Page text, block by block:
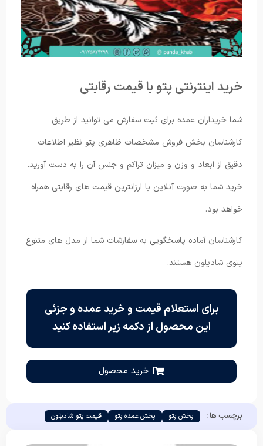
خرید اینترنتی پتو با قیمت رقابتی
شما خریداران عمده برای ثبت سفارش می توانید از طریق
کارشناسان بخش فروش مشخصات ظاهری پتو نظیر اطلاعات
دقیق از ابعاد و وزن و میزان تراکم و جنس آن را به دست آورید.
خرید شما به صورت آنلاین با ارزانترین قیمت های رقابتی همراه
خواهد بود.
کارشناسان آماده پاسخگویی به سفارشات شما از مدل های متنوع
پتوی شادیلون هستند.
برای استعلام قیمت و خرید عمده و جزئی
این محصول از دکمه زیر استفاده کنید
| خرید محصول
برچسب ها : پخش پتو پخش عمده پتو قیمت پتو شادیلون